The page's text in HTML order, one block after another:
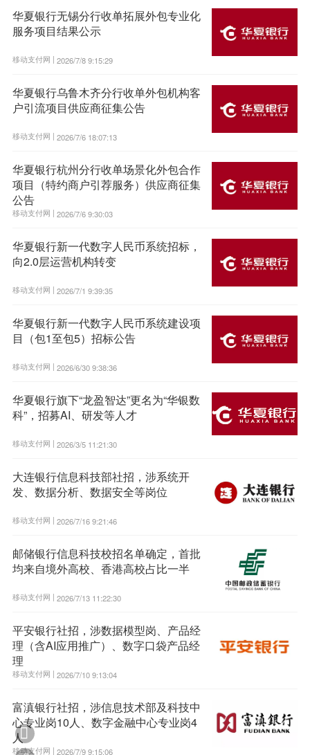
华夏银行无锡分行收单拓展外包专业化
服务项目结果公示
移动支付网 | 2026/7/8 9:15:29
华夏银行乌鲁木齐分行收单外包机构客
户引流项目供应商征集公告
移动支付网 | 2026/7/6 18:07:13
华夏银行杭州分行收单场景化外包合作
项目（特约商户引荐服务）供应商征集
公告
移动支付网 | 2026/7/6 9:30:03
华夏银行新一代数字人民币系统招标，
向2.0层运营机构转变
移动支付网 | 2026/7/1 9:39:35
华夏银行新一代数字人民币系统建设项
目（包1至包5）招标公告
移动支付网 | 2026/6/30 9:38:36
华夏银行旗下“龙盈智达”更名为“华银数
科”，招募AI、研发等人才
移动支付网 | 2026/3/5 11:21:30
大连银行信息科技部社招，涉系统开
发、数据分析、数据安全等岗位
移动支付网 | 2026/7/16 9:21:46
邮储银行信息科技校招名单确定，首批
均来自境外高校、香港高校占比一半
移动支付网 | 2026/7/13 11:22:30
平安银行社招，涉数据模型岗、产品经
理（含AI应用推广）、数字口袋产品经
理
移动支付网 | 2026/7/10 9:13:04
富滇银行社招，涉信息技术部及科技中
心专业岗10人、数字金融中心专业岗4
人
移动支付网 | 2026/7/9 9:15:06
